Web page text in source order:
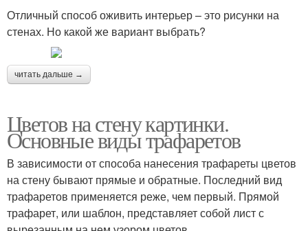
Отличный способ оживить интерьер – это рисунки на
стенах. Но какой же вариант выбрать?
читать дальше →
Цветов на стену картинки.
Основные виды трафаретов
В зависимости от способа нанесения трафареты цветов
на стену бывают прямые и обратные. Последний вид
трафаретов применяется реже, чем первый. Прямой
трафарет, или шаблон, представляет собой лист с